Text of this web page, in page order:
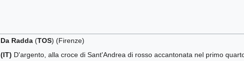
Da Radda(TOS) (Firenze)
(IT) D'argento, alla croce di Sant'Andrea di rosso accantonata nel primo